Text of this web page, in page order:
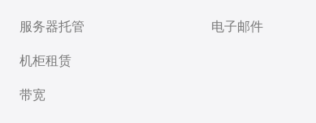
服务器托管
机柜租赁
带宽
电子邮件